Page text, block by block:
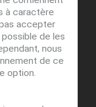
à caractère
accepter
de les
nous
de ce
option.